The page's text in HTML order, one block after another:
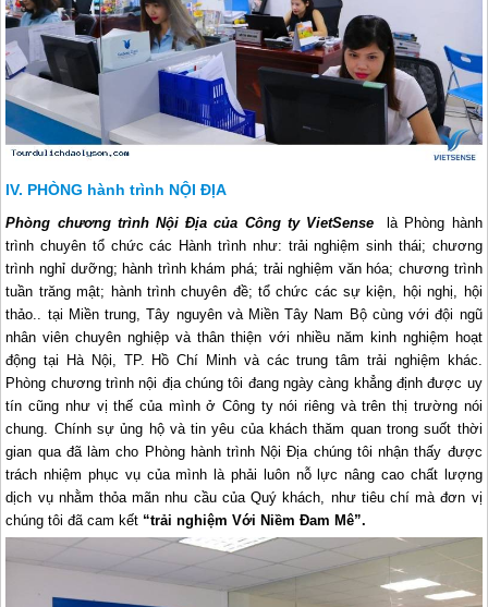
PHÒNG hành trình NỘI ĐỊA
Phòng chương trình Nội Địa của Công ty VietSense
là Phòng hành
trình chuyên tổ chức các Hành trình như: trải nghiệm sinh thái; chương
trình nghỉ dưỡng; hành trình khám phá; trải nghiệm văn hóa; chương trình
tuần trăng mật; hành trình chuyên đề; tổ chức các sự kiện, hội nghị, hội
thảo.. tại Miền trung, Tây nguyên và Miền Tây Nam Bộ cùng với đội ngũ
nhân viên chuyên nghiệp và thân thiện với nhiều năm kinh nghiệm hoạt
động tại Hà Nội, TP. Hồ Chí Minh và các trung tâm trải nghiệm khác.
Phòng chương trình nội địa chúng tôi đang ngày càng khẳng định được uy
tín cũng như vị thế của mình ở Công ty nói riêng và trên thị trường nói
chung. Chính sự ủng hộ và tin yêu của khách thăm quan trong suốt thời
gian qua đã làm cho Phòng hành trình Nội Địa chúng tôi nhận thấy được
trách nhiệm phục vụ của mình là phải luôn nỗ lực nâng cao chất lượng
dịch vụ nhằm thỏa mãn nhu cầu của Quý khách, như tiêu chí mà đơn vị
chúng tôi đã cam kết “trải nghiệm Với Niềm Đam Mê”.